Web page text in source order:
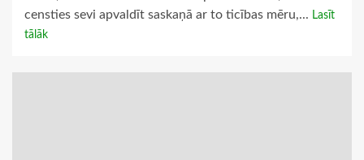
censties sevi apvaldīt saskaņā ar to ticības mēru,... Lasīt
tālāk